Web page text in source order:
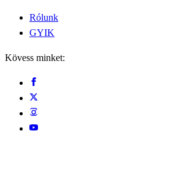
Rólunk
GYIK
Kövess minket: